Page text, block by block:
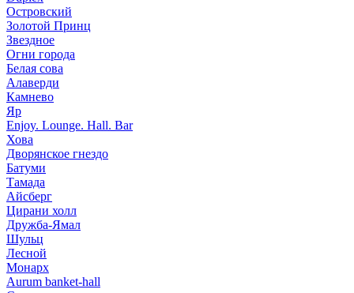
Островский
Золотой Принц
Звездное
Огни города
Белая сова
Алаверди
Камнево
Яр
Enjoy. Lounge. Hall. Bar
Хова
Дворянское гнездо
Батуми
Тамада
Айсберг
Цирани холл
Дружба-Ямал
Шульц
Лесной
Монарх
Aurum banket-hall